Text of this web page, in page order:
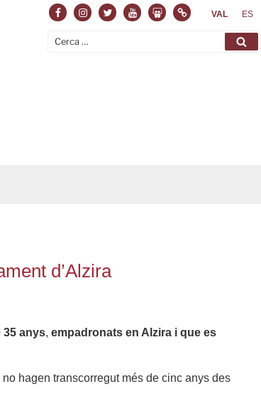
FacebookInstagram
TwitterYoutubeSlideshare
NormasVAL ES
Cerca:
d’Alzira
35 anys, empadronats en Alzira i que es
hagen transcorregut més de cinc anys des